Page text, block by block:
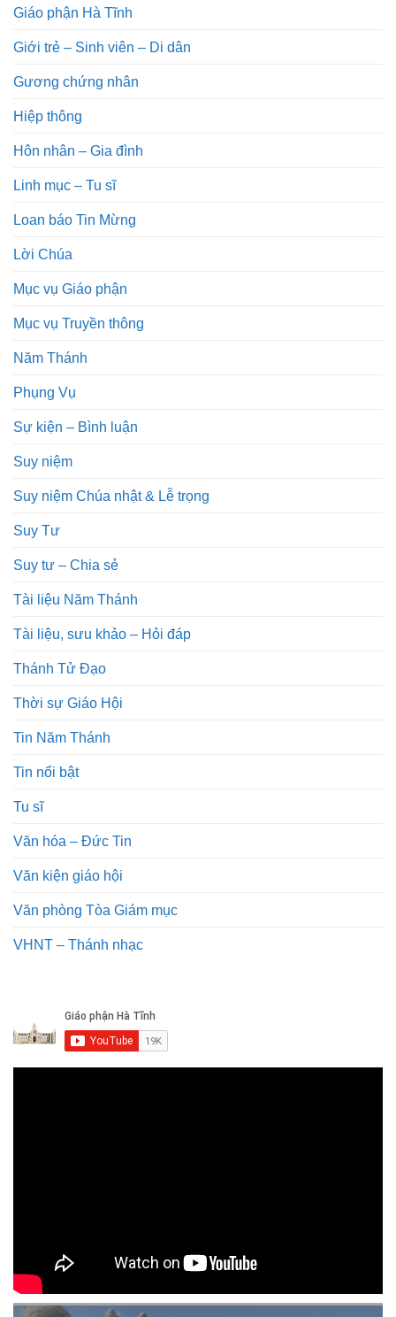
Giáo phận Hà Tĩnh
Giới trẻ – Sinh viên – Di dân
Gương chứng nhân
Hiệp thông
Hôn nhân – Gia đình
Linh mục – Tu sĩ
Loan báo Tin Mừng
Lời Chúa
Mục vụ Giáo phận
Mục vụ Truyền thông
Năm Thánh
Phụng Vụ
Sự kiện – Bình luận
Suy niệm
Suy niệm Chúa nhật & Lễ trọng
Suy Tư
Suy tư – Chia sẻ
Tài liệu Năm Thánh
Tài liệu, sưu khảo – Hỏi đáp
Thánh Tử Đạo
Thời sự Giáo Hội
Tin Năm Thánh
Tin nổi bật
Tu sĩ
Văn hóa – Đức Tin
Văn kiện giáo hội
Văn phòng Tòa Giám mục
VHNT – Thánh nhạc